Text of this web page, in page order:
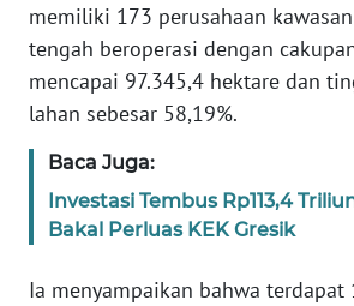
memiliki 173 perusahaan
tengah beroperasi dengan
mencapai 97.345,4 hektare dan
lahan sebesar 58,19%.
Baca Juga:
Investasi Tembus Rp113,4
Bakal Perluas KEK Gresik
Ia menyampaikan bahwa
PEDOMAN
MEDIA
SIBER
REDAKSI
KARIR